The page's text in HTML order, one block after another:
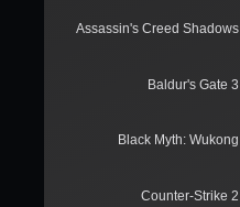
Assassin's Creed Shadows
Baldur's Gate 3
Black Myth: Wukong
Counter-Strike 2